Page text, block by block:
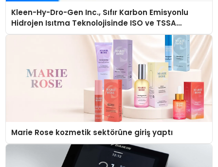
Kleen-Hy-Dro-Gen Inc., Sıfır Karbon Emisyonlu
Hidrojen Isıtma Teknolojisinde ISO ve TSSA
Düzenleyici Onaylarını Aldı
Marie Rose kozmetik sektörüne giriş yaptı